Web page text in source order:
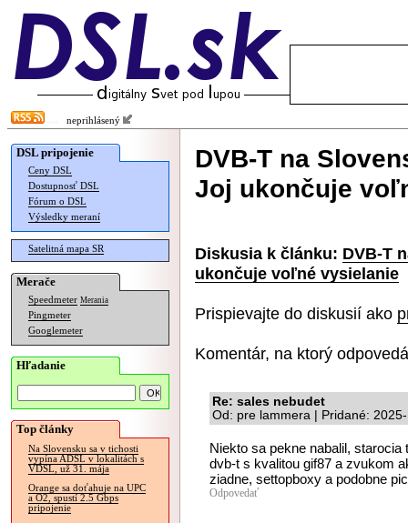
neprihlásený
DSL pripojenie
Ceny DSL
Dostupnosť DSL
Fórum o DSL
Výsledky meraní
Satelitná mapa SR
Merače
Speedmeter Merania
Pingmeter
Googlemeter
Hľadanie
Top články
Na Slovensku sa v tichosti
vypína ADSL v lokalitách s
VDSL, už 31. mája
Orange sa doťahuje na UPC
a O2, spustí 2.5 Gbps
pripojenie
DVB-T na
Joj ukončuje
Diskusia k článku: DVB-T
ukončuje voľné vysielanie
Prispievajte do diskusií ako
Komentár, na ktorý
Re: sales nebudet
Od: pre lammera | Pridané:
Niekto sa pekne nabalil,
dvb-t s kvalitou gif87 a zvukom
ziadne, settopboxy a podobne
Odpovedať